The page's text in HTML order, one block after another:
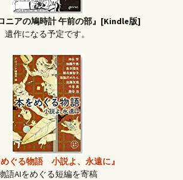
ニアの鳩時計 午前の部』[Kindle版]
遺作になる予定です。
めぐる物語 小説よ、永遠に』
語AIをめぐる短編を寄稿